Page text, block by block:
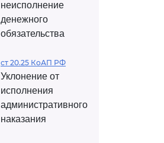
неисполнение
денежного
обязательства
ст 20.25 КоАП РФ
Уклонение от
исполнения
административного
наказания